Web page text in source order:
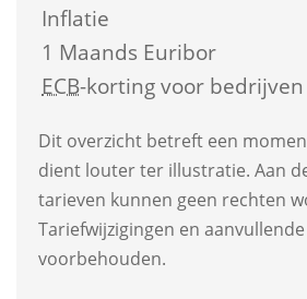
Inflatie
1 Maands Euribor
ECB-korting voor bedrijven
Dit overzicht betreft een
dient louter ter illustratie. Aan
tarieven kunnen geen rechten
Tarief­wijzigingen en
voorbehouden.